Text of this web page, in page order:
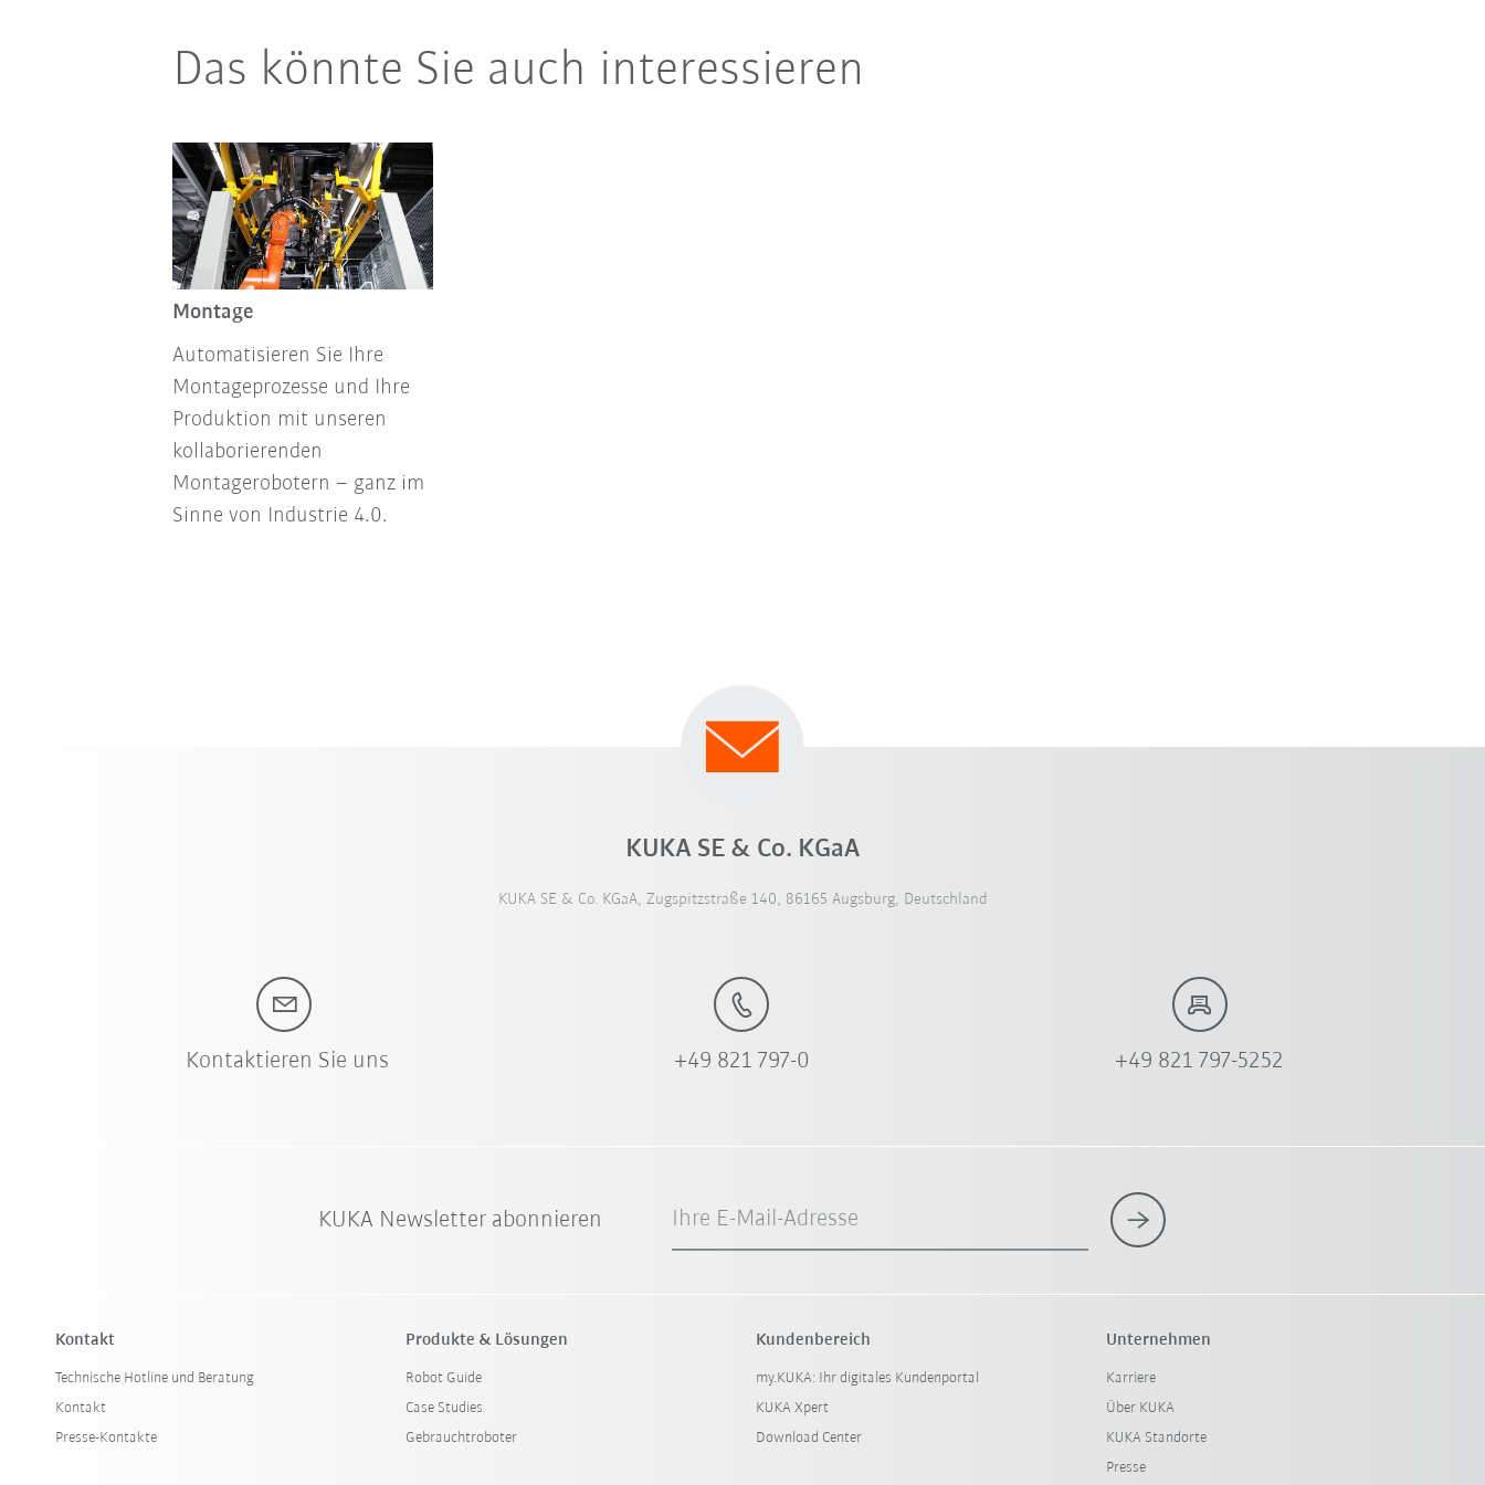
Das könnte Sie auch interessieren
Montage
Automatisieren Sie Ihre
Montageprozesse und Ihre
Produktion mit unseren
kollaborierenden
Montagerobotern – ganz im
Sinne von Industrie 4.0.
KUKA SE & Co. KGaA
KUKA SE & Co. KGaA, Zugspitzstraße 140, 86165 Augsburg, Deutschland
Kontaktieren Sie uns +49 821 797-0 +49 821 797-5252
KUKA Newsletter abonnieren Ihre E-Mail-Adresse
Kontakt
Technische Hotline und Beratung
Kontakt
Presse-Kontakte
Produkte & Lösungen
Robot Guide
Case Studies
Gebrauchtroboter
Kundenbereich
my.KUKA: Ihr digitales Kundenportal
KUKA Xpert
Download Center
Unternehmen
Karriere
Über KUKA
KUKA Standorte
Presse